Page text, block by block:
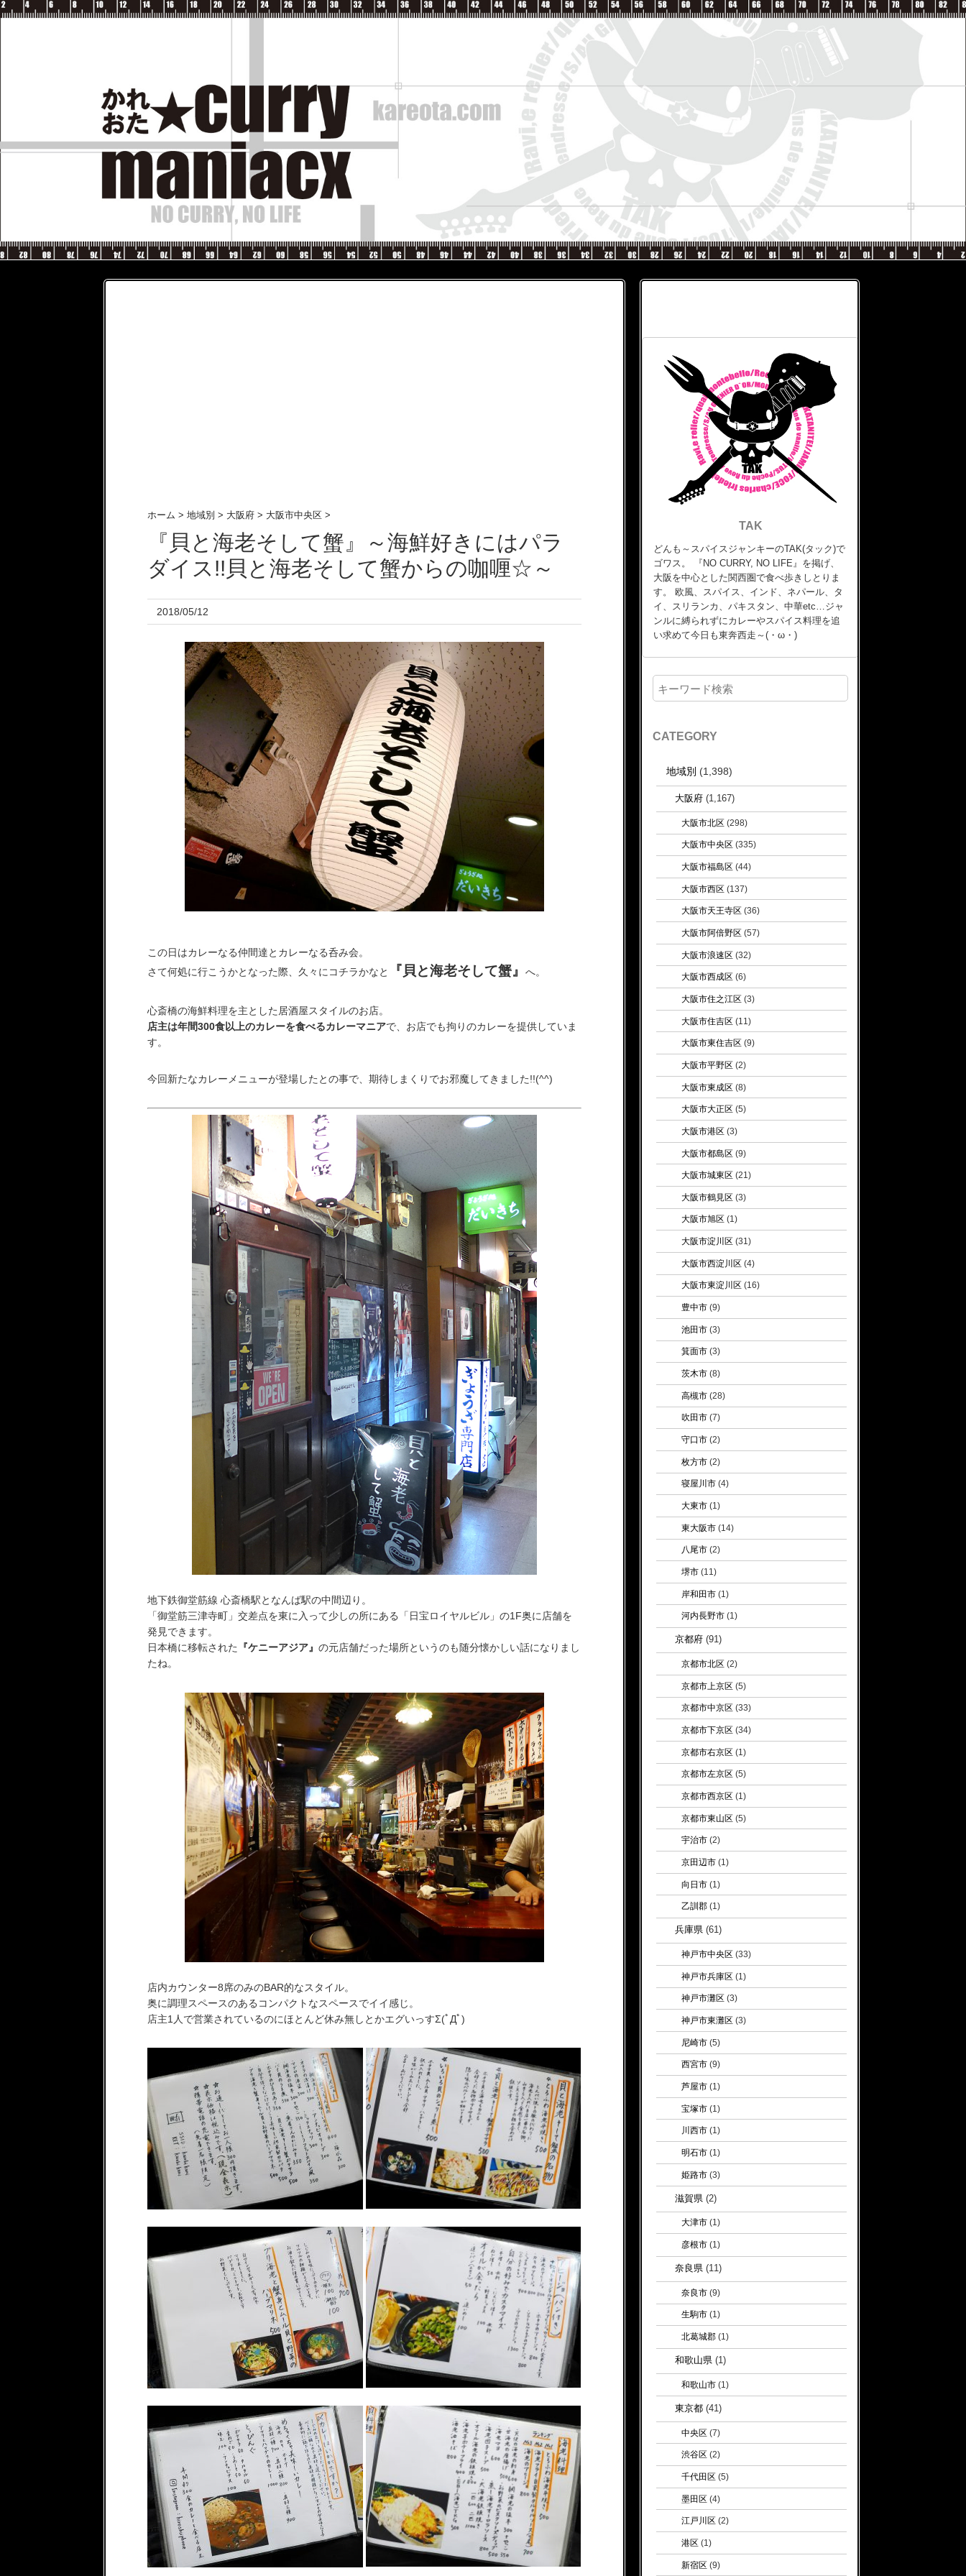
ホーム > 地域別 > 大阪府 > 大阪市中央区 >
『貝と海老そして蟹』～海鮮好きにはパラ
ダイス!!貝と海老そして蟹からの咖喱☆～
2018/05/12
この日はカレーなる仲間達とカレーなる呑み会。
さて何処に行こうかとなった際、久々にコチラかなと
『貝と海老そして蟹』 へ。
心斎橋の海鮮料理を主とした居酒屋スタイルのお店。
店主は年間300食以上のカレーを食べるカレーマニアで、お店でも拘りのカレーを提供していま
す。
今回新たなカレーメニューが登場したとの事で、期待しまくりでお邪魔してきました!!(^^)
地下鉄御堂筋線 心斎橋駅となんば駅の中間辺り。
「御堂筋三津寺町」交差点を東に入って少しの所にある「日宝ロイヤルビル」の1F奥に店舗を
発見できます。
日本橋に移転された
『ケニーアジア』 の元店舗だった場所というのも随分懐かしい話になりまし
たね。
店内カウンター8席のみのBAR的なスタイル。
奥に調理スペースのあるコンパクトなスペースでイイ感じ。
店主1人で営業されているのにほとんど休み無しとかエグいっすΣ(ﾟДﾟ)
TAK
どんも～スパイスジャンキーのTAK(タック)で
ゴワス。 『NO CURRY, NO LIFE』を掲げ、
大阪を中心とした関西圏で食べ歩きしとりま
す。 欧風、スパイス、インド、ネパール、タ
イ、スリランカ、パキスタン、中華etc…ジャ
ンルに縛られずにカレーやスパイス料理を追
い求めて今日も東奔西走～(・ω・)
CATEGORY
地域別 (1,398)
大阪府(1,167)
大阪市北区(298)
大阪市中央区 (335)
大阪市福島区(44)
大阪市西区(137)
大阪市天王寺区 (36)
大阪市阿倍野区(57)
大阪市浪速区(32)
大阪市西成区 (6)
大阪市住之江区(3)
大阪市住吉区(11)
大阪市東住吉区 (9)
大阪市平野区(2)
大阪市東成区(8)
大阪市大正区 (5)
大阪市港区(3)
大阪市都島区(9)
大阪市城東区 (21)
大阪市鶴見区(3)
大阪市旭区 (1)
大阪市淀川区 (31)
大阪市西淀川区(4)
大阪市東淀川区 (16)
豊中市(9)
池田市(3)
箕面市(3)
茨木市(8)
高槻市(28)
吹田市(7)
守口市(2)
枚方市(2)
寝屋川市(4)
大東市(1)
東大阪市(14)
八尾市(2)
堺市(11)
岸和田市(1)
河内長野市(1)
京都府(91)
京都市北区 (2)
京都市上京区(5)
京都市中京区 (33)
京都市下京区(34)
京都市右京区(1)
京都市左京区 (5)
京都市西京区(1)
京都市東山区(5)
宇治市(2)
京田辺市(1)
向日市(1)
乙訓郡(1)
兵庫県(61)
神戸市中央区(33)
神戸市兵庫区(1)
神戸市灘区 (3)
神戸市東灘区(3)
尼崎市(5)
西宮市(9)
芦屋市(1)
宝塚市(1)
川西市(1)
明石市(1)
姫路市(3)
滋賀県(2)
大津市(1)
彦根市(1)
奈良県(11)
奈良市(9)
生駒市(1)
北葛城郡(1)
和歌山県(1)
和歌山市(1)
東京都(41)
中央区(7)
渋谷区 (2)
千代田区(5)
墨田区(4)
江戸川区 (2)
港区(1)
新宿区(9)